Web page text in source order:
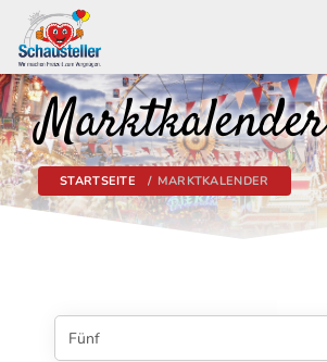
Marktkalender
STARTSEITE MARKTKALENDER